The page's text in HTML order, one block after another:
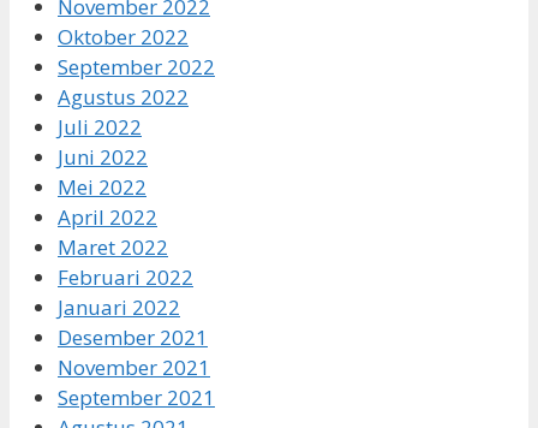
November 2022
Oktober 2022
September 2022
Agustus 2022
Juli 2022
Juni 2022
Mei 2022
April 2022
Maret 2022
Februari 2022
Januari 2022
Desember 2021
November 2021
September 2021